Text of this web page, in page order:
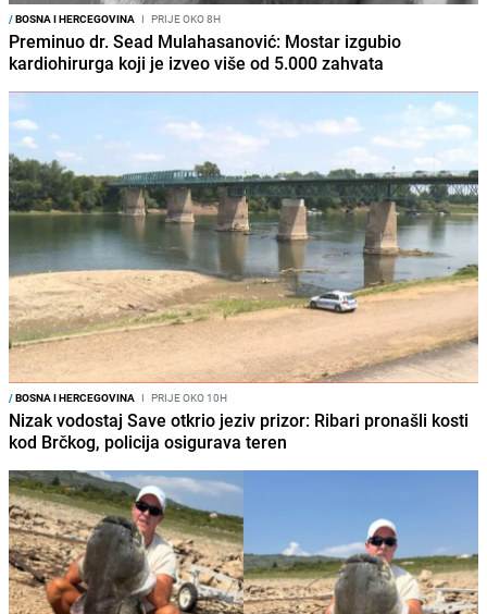
/BOSNA I HERCEGOVINA I PRIJE OKO 8H
Preminuo dr. Sead Mulahasanović: Mostar izgubio
kardiohirurga koji je izveo više od 5.000 zahvata
/BOSNA I HERCEGOVINA I PRIJE OKO 10H
Nizak vodostaj Save otkrio jeziv prizor: Ribari pronašli kosti
kod Brčkog, policija osigurava teren